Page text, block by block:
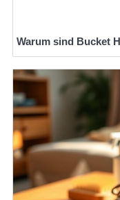
Warum sind Bucket